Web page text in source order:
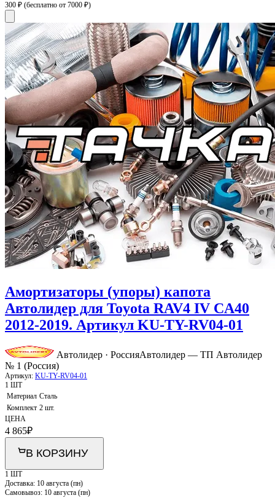
300 ₽ (бесплатно от 7000 ₽)
Амортизаторы (упоры) капота
Автолидер для Toyota RAV4 IV CA40
2012-2019. Артикул KU-TY-RV04-01
Автолидер · РоссияАвтолидер — ТП Автолидер
№ 1 (Россия)
Артикул: KU-TY-RV04-01
1 ШТ
Материал Сталь
Комплект 2 шт.
ЦЕНА
4 865₽
В КОРЗИНУ
1 ШТ
Доставка: 10 августа (пн)
Самовывоз: 10 августа (пн)